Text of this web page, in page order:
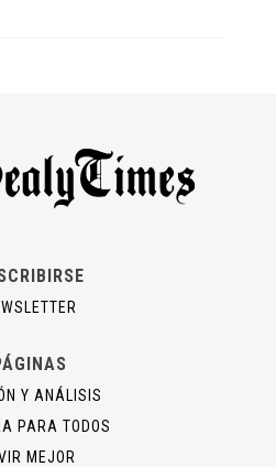
Y ANÁLISIS
PARA TODOS
MEJOR